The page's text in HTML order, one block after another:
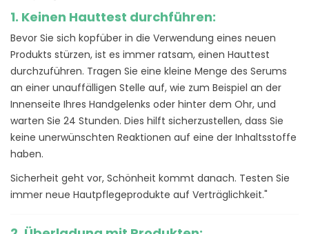
1. Keinen Hauttest durchführen:
Bevor Sie sich kopfüber in die Verwendung eines neuen
Produkts stürzen, ist es immer ratsam, einen Hauttest
durchzuführen. Tragen Sie eine kleine Menge des Serums
an einer unauffälligen Stelle auf, wie zum Beispiel an der
Innenseite Ihres Handgelenks oder hinter dem Ohr, und
warten Sie 24 Stunden. Dies hilft sicherzustellen, dass Sie
keine unerwünschten Reaktionen auf eine der Inhaltsstoffe
haben.
Sicherheit geht vor, Schönheit kommt danach. Testen Sie
immer neue Hautpflegeprodukte auf Verträglichkeit."